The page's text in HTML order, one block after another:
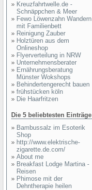
» Kreuzfahrtwelle.de -
Schnäppchen & Meer
» Fewo Löwenzahn Wandern
mit Familienbett
» Reinigung Zauber
» Holztüren aus dem
Onlineshop
» Flyerverteilung in NRW
» Unternehmensberater
» Ernährungsberatung
Münster Wokshops
» Behindertengerecht bauen
» frühstücken köln
» Die Haarfritzen
Die 5 beliebtesten Einträge
» Bambussalz im Esoterik
Shop
» http://www.elektrische-
zigarette.de.com/
» About me
» Breakfast Lodge Martina -
Reisen
» Phimose mit der
Dehntherapie heilen